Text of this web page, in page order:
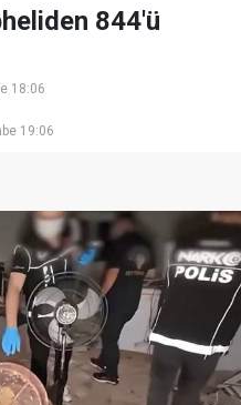
844'ü
18:06
19:06